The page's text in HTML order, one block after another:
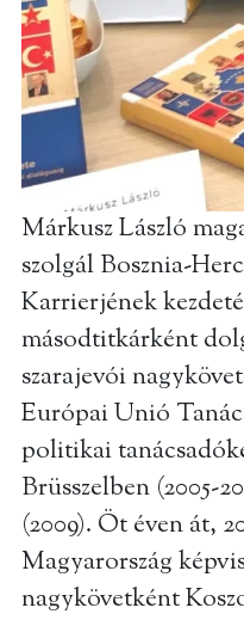
Márkusz László
szolgál Bosznia-
Karrierjének
másodtitkárként
szarajevói
Európai Unió
politikai
Brüsszelben (2005-
(2009). Öt éven át,
Magyarország
nagykövetként